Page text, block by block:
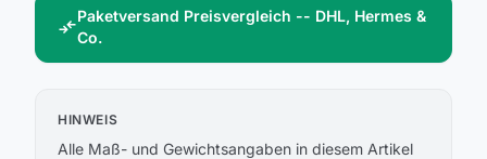
compare_arrowsPaketversand Preisvergleich -- DHL, Hermes &
Co.
HINWEIS
Alle Maß- und Gewichtsangaben in diesem Artikel